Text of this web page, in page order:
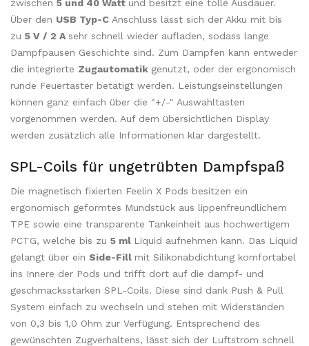
zwischen 5 und 40 Watt und besitzt eine tolle Ausdauer.
Über den USB Typ-C Anschluss lässt sich der Akku mit bis
zu 5 V / 2 A sehr schnell wieder aufladen, sodass lange
Dampfpausen Geschichte sind. Zum Dampfen kann entweder
die integrierte Zugautomatik genutzt, oder der ergonomisch
runde Feuertaster betätigt werden. Leistungseinstellungen
können ganz einfach über die "+/-" Auswahltasten
vorgenommen werden. Auf dem übersichtlichen Display
werden zusätzlich alle Informationen klar dargestellt.
SPL-Coils für ungetrübten Dampfspaß
Die magnetisch fixierten Feelin X Pods besitzen ein
ergonomisch geformtes Mundstück aus lippenfreundlichem
TPE sowie eine transparente Tankeinheit aus hochwertigem
PCTG, welche bis zu 5 ml Liquid aufnehmen kann. Das Liquid
gelangt über ein Side-Fill mit Silikonabdichtung komfortabel
ins Innere der Pods und trifft dort auf die dampf- und
geschmacksstarken SPL-Coils. Diese sind dank Push & Pull
System einfach zu wechseln und stehen mit Widerständen
von 0,3 bis 1,0 Ohm zur Verfügung. Entsprechend des
gewünschten Zugverhaltens, lässt sich der Luftstrom schnell